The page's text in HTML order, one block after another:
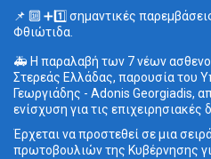
📌 🔟 ➕1️⃣ σημαντικές
Φθιώτιδα.
🚑 Η παραλαβή των 7 νέων
Στερεάς Ελλάδας, παρουσία του
Γεωργιάδης - Adonis Georgiadis,
ενίσχυση για τις επιχειρησιακές
Έρχεται να προστεθεί σε μια
πρωτοβουλιών της Κυβέρνησης